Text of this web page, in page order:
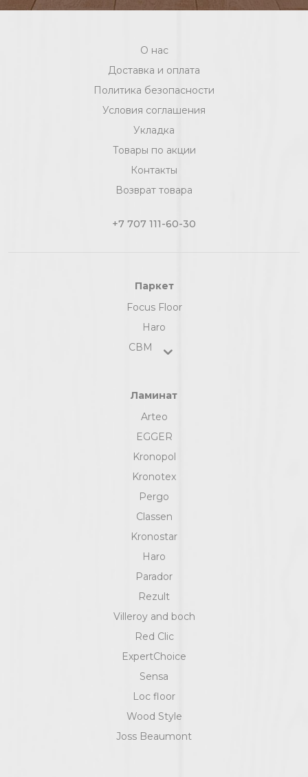
О нас
Доставка и оплата
Политика безопасности
Условия соглашения
Укладка
Товары по акции
Контакты
Возврат товара
+7 707 111-60-30
Паркет
Focus Floor
Haro
СВМ
Ламинат
Arteo
EGGER
Kronopol
Kronotex
Pergo
Classen
Kronostar
Haro
Parador
Rezult
Villeroy and boch
Red Clic
ExpertChoice
Sensa
Loc floor
Wood Style
Joss Beaumont